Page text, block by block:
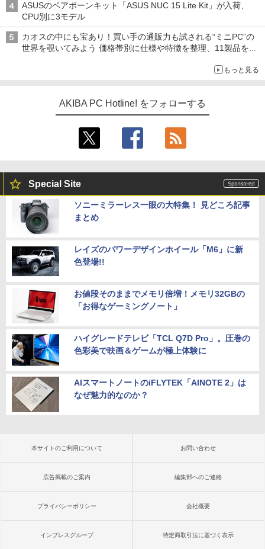
ASUSのベアボーンキット「ASUS NUC 15 Lite Kit」が入荷、
CPU別に3モデル
カオスの中にも宝あり！買い手の通販力も試される“ミニPC”の
世界を覗いてみよう 価格帯別に仕様や特徴を整理、11製品をピ
もっと見る
AKIBA PC Hotline! をフォローする
Special Site
ソニーミラーレス一眼の大特集！ 見どころ記事
まとめ
レイズのパワーデザインホイール「M6」に新
色登場!!
お値段そのままでメモリ倍増！メモリ32GBの
「お得なゲーミングノート」
ハイグレードテレビ「TCL Q7D Pro」。圧巻の
色彩美で映画＆ゲームが極上体験に
AIスマートノートのiFLYTEK「AINOTE 2」は
なぜ魅力的なのか？
本サイトのご利用について お問い合わせ
広告掲載のご案内 編集部へのご連絡
プライバシーポリシー 会社概要
インプレスグループ 特定商取引法に基づく表示